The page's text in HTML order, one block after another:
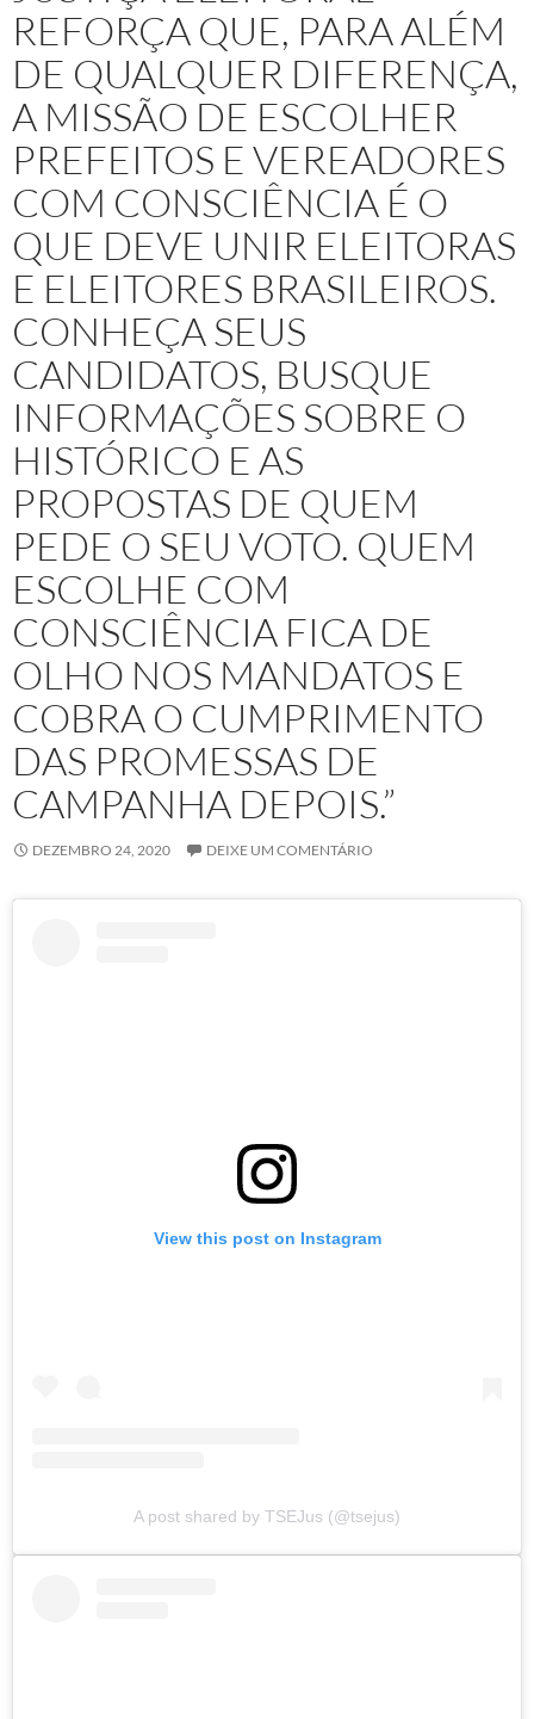
REFORÇA QUE, PARA ALÉM
DE QUALQUER DIFERENÇA,
A MISSÃO DE ESCOLHER
PREFEITOS E VEREADORES
COM CONSCIÊNCIA É O
QUE DEVE UNIR ELEITORAS
E ELEITORES BRASILEIROS.
CONHEÇA SEUS
CANDIDATOS, BUSQUE
INFORMAÇÕES SOBRE O
HISTÓRICO E AS
PROPOSTAS DE QUEM
PEDE O SEU VOTO. QUEM
ESCOLHE COM
CONSCIÊNCIA FICA DE
OLHO NOS MANDATOS E
COBRA O CUMPRIMENTO
DAS PROMESSAS DE
CAMPANHA DEPOIS.”
DEZEMBRO 24, 2020 DEIXE UM COMENTÁRIO
View this post on Instagram
A post shared by TSEJus (@tsejus)